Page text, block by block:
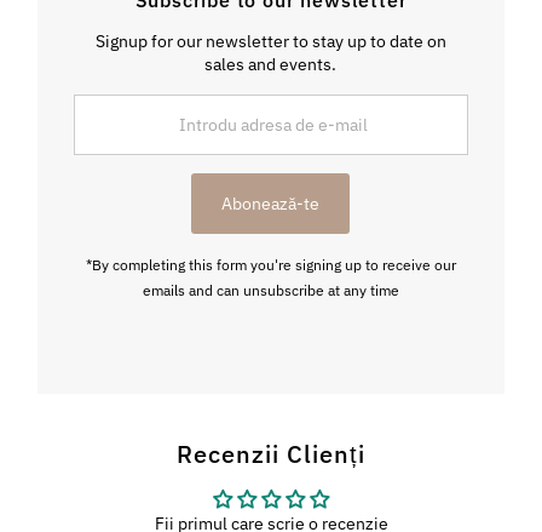
Signup for our newsletter to stay up to date on
sales and events.
de
Abonează-te
*By completing this form you're signing up to receive our
emails and can unsubscribe at any time
Recenzii Clienți
Fii primul care scrie o recenzie